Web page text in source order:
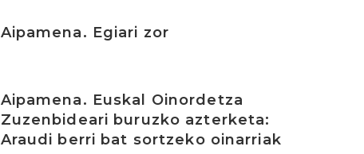
Aipamena. Egiari zor
Aipamena. Euskal Oinordetza
Zuzenbideari buruzko azterketa:
Araudi berri bat sortzeko oinarriak